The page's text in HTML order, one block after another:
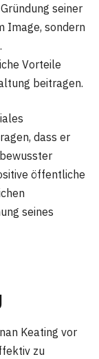
seiner
Image, sondern
Vorteile
beitragen.
dass er
öffentliche
seines
Keating vor
zu